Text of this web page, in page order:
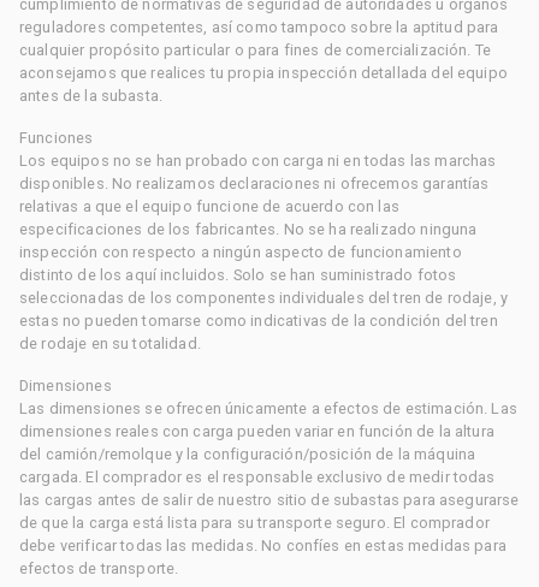
cumplimiento de normativas de seguridad de autoridades u órganos
reguladores competentes, así como tampoco sobre la aptitud para
cualquier propósito particular o para fines de comercialización. Te
aconsejamos que realices tu propia inspección detallada del equipo
antes de la subasta.
Funciones
Los equipos no se han probado con carga ni en todas las marchas
disponibles. No realizamos declaraciones ni ofrecemos garantías
relativas a que el equipo funcione de acuerdo con las
especificaciones de los fabricantes. No se ha realizado ninguna
inspección con respecto a ningún aspecto de funcionamiento
distinto de los aquí incluidos. Solo se han suministrado fotos
seleccionadas de los componentes individuales del tren de rodaje, y
estas no pueden tomarse como indicativas de la condición del tren
de rodaje en su totalidad.
Dimensiones
Las dimensiones se ofrecen únicamente a efectos de estimación. Las
dimensiones reales con carga pueden variar en función de la altura
del camión/remolque y la configuración/posición de la máquina
cargada. El comprador es el responsable exclusivo de medir todas
las cargas antes de salir de nuestro sitio de subastas para asegurarse
de que la carga está lista para su transporte seguro. El comprador
debe verificar todas las medidas. No confíes en estas medidas para
efectos de transporte.